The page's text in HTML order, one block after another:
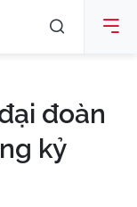
đoàn
kỷ